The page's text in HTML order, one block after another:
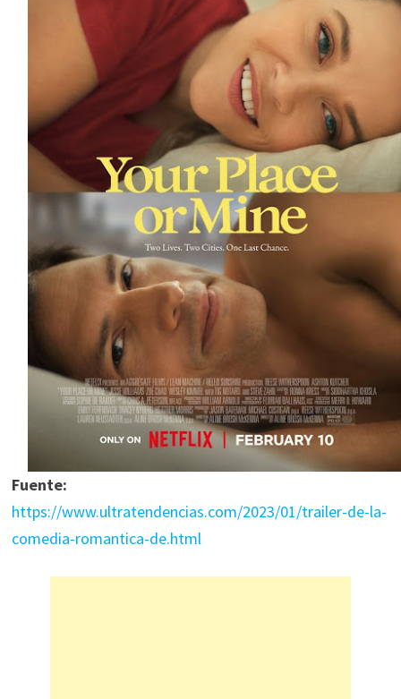
Fuente:
https://www.ultratendencias.com/2023/01/trailer-de-la-
comedia-romantica-de.html